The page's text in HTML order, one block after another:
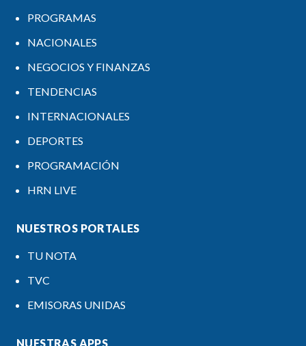
PROGRAMAS
NACIONALES
NEGOCIOS Y FINANZAS
TENDENCIAS
INTERNACIONALES
DEPORTES
PROGRAMACIÓN
HRN LIVE
NUESTROS PORTALES
TU NOTA
TVC
EMISORAS UNIDAS
NUESTRAS APPS